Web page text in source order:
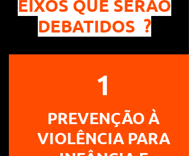
EIXOS QUE SERÃO
DEBATIDOS ?
1
PREVENÇÃO À
VIOLÊNCIA PARA